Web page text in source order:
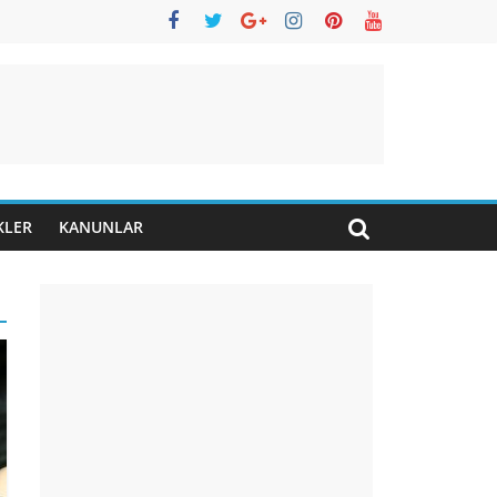
KANUNLAR